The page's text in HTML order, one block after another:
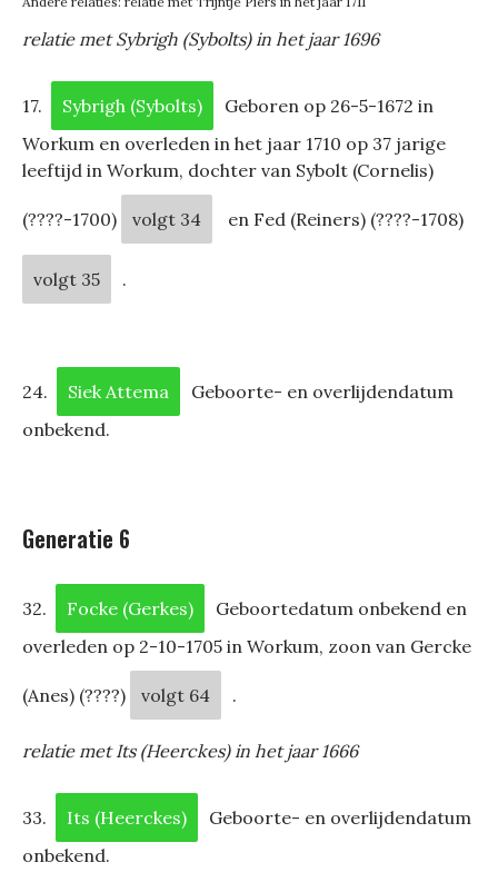
relatie met Sybrigh (Sybolts) in het jaar 1696
17. Sybrigh (Sybolts)
Geboren op 26-5-1672 in
Workum en overleden in het jaar 1710 op 37 jarige
leeftijd in Workum, dochter van Sybolt (Cornelis)
(????-1700) volgt 34 en Fed (Reiners) (????-1708)
volgt 35 .
24. Siek Attema
Geboorte- en overlijdendatum
onbekend.
Generatie 6
32. Focke (Gerkes)
Geboortedatum onbekend en
overleden op 2-10-1705 in Workum, zoon van Gercke
(Anes) (????) volgt 64 .
relatie met Its (Heerckes) in het jaar 1666
33. Its (Heerckes)
Geboorte- en overlijdendatum
onbekend.